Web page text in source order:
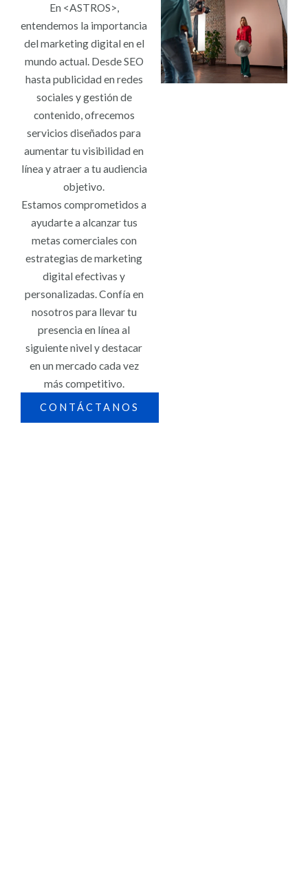
En <ASTROS>,
entendemos la importancia
del marketing digital en el
mundo actual. Desde SEO
hasta publicidad en redes
sociales y gestión de
contenido, ofrecemos
servicios diseñados para
aumentar tu visibilidad en
línea y atraer a tu audiencia
objetivo.
Estamos comprometidos a
ayudarte a alcanzar tus
metas comerciales con
estrategias de marketing
digital efectivas y
personalizadas. Confía en
nosotros para llevar tu
presencia en línea al
siguiente nivel y destacar
en un mercado cada vez
más competitivo.
CONTÁCTANOS